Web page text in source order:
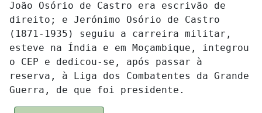
João Osório de Castro era escrivão de
direito; e Jerónimo Osório de Castro
(1871-1935) seguiu a carreira militar,
esteve na Índia e em Moçambique, integrou
o CEP e dedicou-se, após passar à
reserva, à Liga dos Combatentes da Grande
Guerra, de que foi presidente.